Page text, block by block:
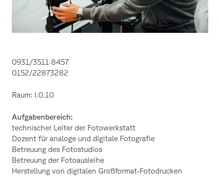
0931/3511 8457
0152/22873282
Raum: I.0.10
Aufgabenbereich:
technischer Leiter der Fotowerkstatt
Dozent für analoge und digitale Fotografie
Betreuung des Fotostudios
Betreuung der Fotoausleihe
Herstellung von digitalen Großformat-Fotodrucken